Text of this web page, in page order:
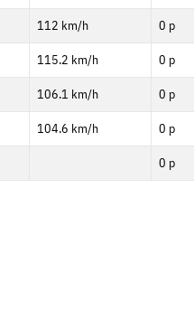
112 km/h 0 p
115.2 km/h 0 p
106.1 km/h 0 p
104.6 km/h 0 p
0 p